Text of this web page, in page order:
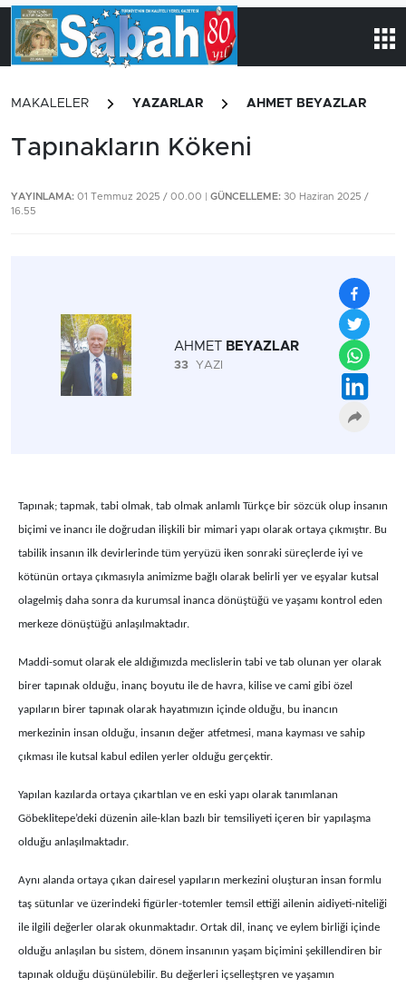
MAKALELER YAZARLAR AHMET BEYAZLAR
Tapınakların Kökeni
YAYINLAMA: 01 Temmuz 2025 / 00.00 | GÜNCELLEME: 30 Haziran 2025 /
16.55
AHMET BEYAZLAR
33 YAZI
Tapınak; tapmak, tabi olmak, tab olmak anlamlı Türkçe bir sözcük olup insanın
biçimi ve inancı ile doğrudan ilişkili bir mimari yapı olarak ortaya çıkmıştır. Bu
tabilik insanın ilk devirlerinde tüm yeryüzü iken sonraki süreçlerde iyi ve
kötünün ortaya çıkmasıyla animizme bağlı olarak belirli yer ve eşyalar kutsal
olagelmiş daha sonra da kurumsal inanca dönüştüğü ve yaşamı kontrol eden
merkeze dönüştüğü anlaşılmaktadır.
Maddi-somut olarak ele aldığımızda meclislerin tabi ve tab olunan yer olarak
birer tapınak olduğu, inanç boyutu ile de havra, kilise ve cami gibi özel
yapıların birer tapınak olarak hayatımızın içinde olduğu, bu inancın
merkezinin insan olduğu, insanın değer atfetmesi, mana kayması ve sahip
çıkması ile kutsal kabul edilen yerler olduğu gerçektir.
Yapılan kazılarda ortaya çıkartılan ve en eski yapı olarak tanımlanan
Göbeklitepe’deki düzenin aile-klan bazlı bir temsiliyeti içeren bir yapılaşma
olduğu anlaşılmaktadır.
Aynı alanda ortaya çıkan dairesel yapıların merkezini oluşturan insan formlu
taş sütunlar ve üzerindeki figürler-totemler temsil ettiği ailenin aidiyeti-niteliği
ile ilgili değerler olarak okunmaktadır. Ortak dil, inanç ve eylem birliği içinde
olduğu anlaşılan bu sistem, dönem insanının yaşam biçimini şekillendiren bir
tapınak olduğu düşünülebilir. Bu değerleri içselleştşren ve yaşamın